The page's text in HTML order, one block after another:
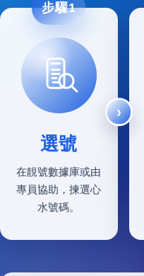
步驟1
選號
在靚號數據庫或由
專員協助，揀選心
水號碼。